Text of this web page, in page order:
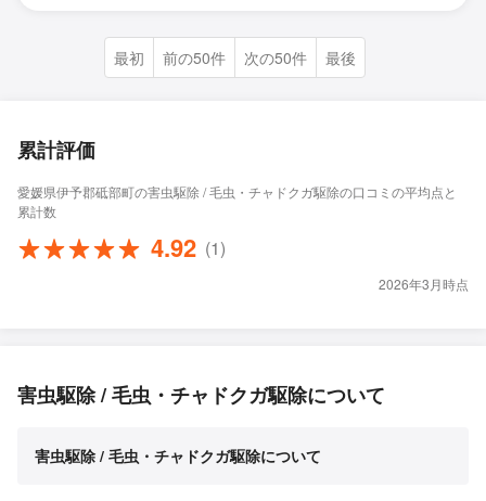
最初 前の50件 次の50件 最後
累計評価
愛媛県伊予郡砥部町の害虫駆除 / 毛虫・チャドクガ駆除の口コミの平均点と
累計数
4.92 (1)
2026年3月時点
害虫駆除 / 毛虫・チャドクガ駆除について
害虫駆除 / 毛虫・チャドクガ駆除について